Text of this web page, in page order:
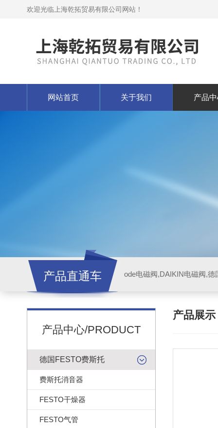
欢迎光临上海乾拓贸易有限公司网站！
网站首页 关于我们 产品
产品直通车 ode电磁阀,DAIKIN电磁阀,
产品中心/PRODUCT
德国FESTO费斯托
费斯托消音器
FESTO干燥器
FESTO气管
产品展示